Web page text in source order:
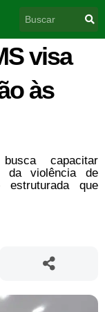
visa
às
capacitar
da violência de
que